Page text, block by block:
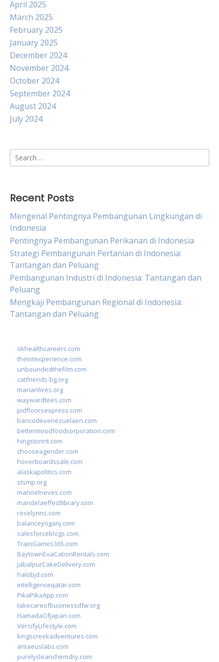
April 2025
March 2025
February 2025
January 2025
December 2024
November 2024
October 2024
September 2024
August 2024
July 2024
Search
for:
Recent Posts
Mengenal Pentingnya Pembangunan Lingkungan di
Indonesia
Pentingnya Pembangunan Perikanan di Indonesia
Strategi Pembangunan Pertanian di Indonesia:
Tantangan dan Peluang
Pembangunan Industri di Indonesia: Tantangan dan
Peluang
Mengkaji Pembangunan Regional di Indonesia:
Tantangan dan Peluang
okhealthcareers.com
theintexperience.com
unboundedthefilm.com
catfriends-bg.org
marianlives.org
waywardtees.com
pidfloorsexpress.com
bancodevenezuelaen.com
bettermoodfoodcorporation.com
hingstonnt.com
chooseagender.com
hoverboardssale.com
alaskapolitics.com
stsmp.org
manoelneves.com
mandelaeffectlibrary.com
roselynns.com
balanceyoganj.com
salesforceblogs.com
TrainGames365.com
BaytownEvaCationRentals.com
JabalpurCakeDelivery.com
halobjd.com
intelligenceqatar.com
PikaPikaApp.com
takecareofbusinessdfw.org
HamadaOfJapan.com
VersifyLifestyle.com
kingscreekadventures.com
antaeuslabs.com
purelycleanchemdry.com